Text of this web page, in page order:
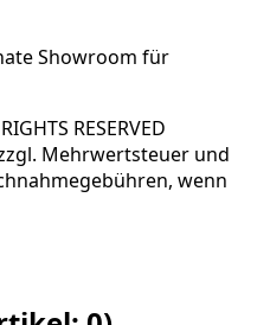
RESERVED
Mehrwertsteuer und
wenn